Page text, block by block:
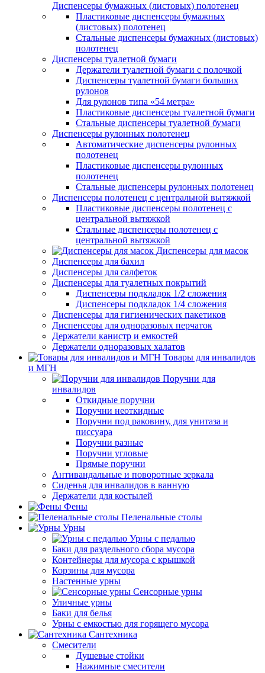
Диспенсеры бумажных (листовых) полотенец
Пластиковые диспенсеры бумажных
(листовых) полотенец
Стальные диспенсеры бумажных (листовых)
полотенец
Диспенсеры туалетной бумаги
Держатели туалетной бумаги с полочкой
Диспенсеры туалетной бумаги больших
рулонов
Для рулонов типа «54 метра»
Пластиковые диспенсеры туалетной бумаги
Стальные диспенсеры туалетной бумаги
Диспенсеры рулонных полотенец
Автоматические диспенсеры рулонных
полотенец
Пластиковые диспенсеры рулонных
полотенец
Стальные диспенсеры рулонных полотенец
Диспенсеры полотенец с центральной вытяжкой
Пластиковые диспенсеры полотенец с
центральной вытяжкой
Стальные диспенсеры полотенец с
центральной вытяжкой
Диспенсеры для масок
Диспенсеры для бахил
Диспенсеры для салфеток
Диспенсеры для туалетных покрытий
Диспенсеры подкладок 1/2 сложения
Диспенсеры подкладок 1/4 сложения
Диспенсеры для гигиенических пакетиков
Диспенсеры для одноразовых перчаток
Держатели канистр и емкостей
Держатели одноразовых халатов
Товары для инвалидов
и МГН
Поручни для
инвалидов
Откидные поручни
Поручни неоткидные
Поручни под раковину, для унитаза и
писсуара
Поручни разные
Поручни угловые
Прямые поручни
Антивандальные и поворотные зеркала
Сиденья для инвалидов в ванную
Держатели для костылей
Фены
Пеленальные столы
Урны
Урны с педалью
Баки для раздельного сбора мусора
Контейнеры для мусора с крышкой
Корзины для мусора
Настенные урны
Сенсорные урны
Уличные урны
Баки для белья
Урны с емкостью для горящего мусора
Сантехника
Смесители
Душевые стойки
Нажимные смесители